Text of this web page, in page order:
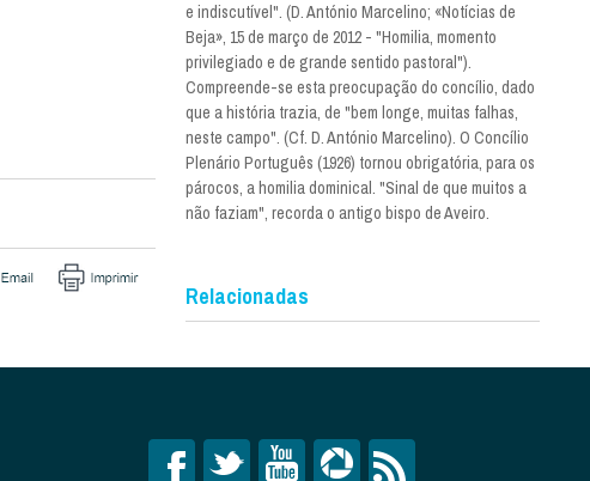
e indiscutível". (D. António Marcelino; «Notícias de
Beja», 15 de março de 2012 - "Homilia, momento
privilegiado e de grande sentido pastoral").
Compreende-se esta preocupação do concílio, dado
que a história trazia, de "bem longe, muitas falhas,
neste campo". (Cf. D. António Marcelino). O Concílio
Plenário Português (1926) tornou obrigatória, para os
párocos, a homilia dominical. "Sinal de que muitos a
não faziam", recorda o antigo bispo de Aveiro.
Relacionadas